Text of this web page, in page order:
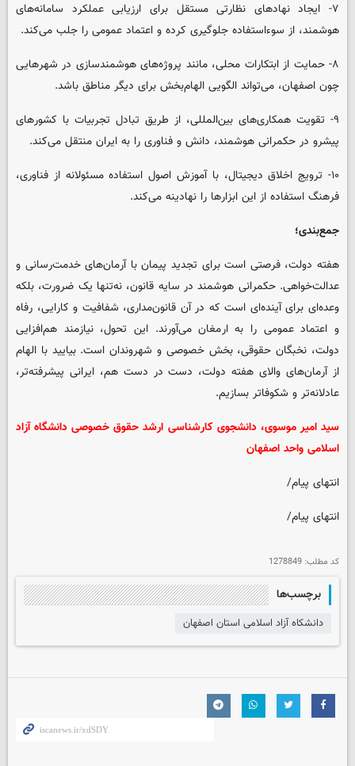
۷- ایجاد نهادهای نظارتی مستقل برای ارزیابی عملکرد سامانه‌های
هوشمند، از سوءاستفاده جلوگیری کرده و اعتماد عمومی را جلب می‌کند.
۸- حمایت از ابتکارات محلی، مانند پروژه‌های هوشمندسازی در شهرهایی
چون اصفهان، می‌تواند الگویی الهام‌بخش برای دیگر مناطق باشد.
۹- تقویت همکاری‌های بین‌المللی، از طریق تبادل تجربیات با کشورهای
پیشرو در حکمرانی هوشمند، دانش و فناوری را به ایران منتقل می‌کند.
۱۰- ترویج اخلاق دیجیتال، با آموزش اصول استفاده مسئولانه از فناوری،
فرهنگ استفاده از این ابزارها را نهادینه می‌کند.
جمع‌بندی؛
هفته دولت، فرصتی است برای تجدید پیمان با آرمان‌های خدمت‌رسانی و
عدالت‌خواهی. حکمرانی هوشمند در سایه قانون، نه‌تنها یک ضرورت، بلکه
وعده‌ای برای آینده‌ای است که در آن قانون‌مداری، شفافیت و کارایی، رفاه
و اعتماد عمومی را به ارمغان می‌آورند. این تحول، نیازمند هم‌افزایی
دولت، نخبگان حقوقی، بخش خصوصی و شهروندان است. بیایید با الهام
از آرمان‌های والای هفته دولت، دست در دست هم، ایرانی پیشرفته‌تر،
عادلانه‌تر و شکوفاتر بسازیم.
سید امیر موسوی، دانشجوی کارشناسی ارشد حقوق خصوصی دانشگاه آزاد
اسلامی واحد اصفهان
انتهای پیام/
انتهای پیام/
کد مطلب: 1278849
برچسب‌ها
دانشکاه آزاد اسلامی استان اصفهان